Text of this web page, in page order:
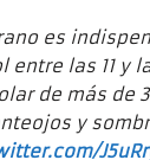
es
las 11 y
de más de
y